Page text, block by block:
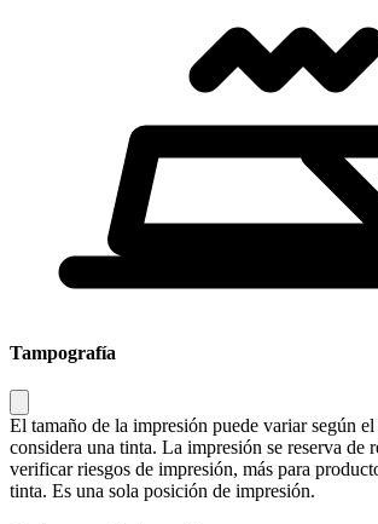
Tampografía
El tamaño de la impresión puede variar según
considera una tinta. La impresión se reserva de
verificar riesgos de impresión, más para
tinta. Es una sola posición de impresión.